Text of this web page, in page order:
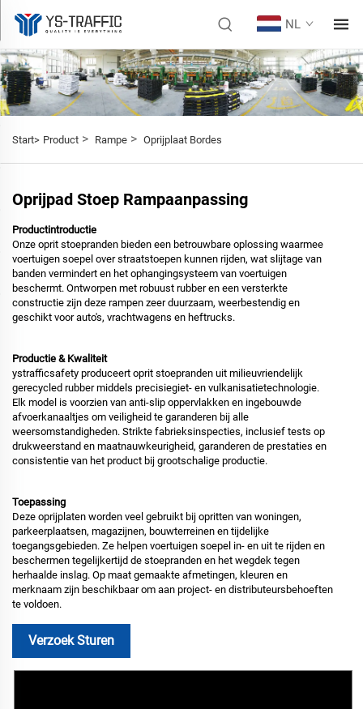
NL
Start> Product > Rampe > Oprijplaat Bordes
Oprijpad Stoep Rampaanpassing
Productintroductie
Onze oprit stoepranden bieden een betrouwbare oplossing waarmee
voertuigen soepel over straatstoepen kunnen rijden, wat slijtage van
banden vermindert en het ophangingsysteem van voertuigen
beschermt. Ontworpen met robuust rubber en een versterkte
constructie zijn deze rampen zeer duurzaam, weerbestendig en
geschikt voor auto's, vrachtwagens en heftrucks.
Productie & Kwaliteit
ystrafficsafety produceert oprit stoepranden uit milieuvriendelijk
gerecycled rubber middels precisiegiet- en vulkanisatietechnologie.
Elk model is voorzien van anti-slip oppervlakken en ingebouwde
afvoerkanaaltjes om veiligheid te garanderen bij alle
weersomstandigheden. Strikte fabrieksinspecties, inclusief tests op
drukweerstand en maatnauwkeurigheid, garanderen de prestaties en
consistentie van het product bij grootschalige productie.
Toepassing
Deze oprijplaten worden veel gebruikt bij opritten van woningen,
parkeerplaatsen, magazijnen, bouwterreinen en tijdelijke
toegangsgebieden. Ze helpen voertuigen soepel in- en uit te rijden en
beschermen tegelijkertijd de stoepranden en het wegdek tegen
herhaalde inslag. Op maat gemaakte afmetingen, kleuren en
merknaam zijn beschikbaar om aan project- en distributeursbehoeften
te voldoen.
Verzoek Sturen